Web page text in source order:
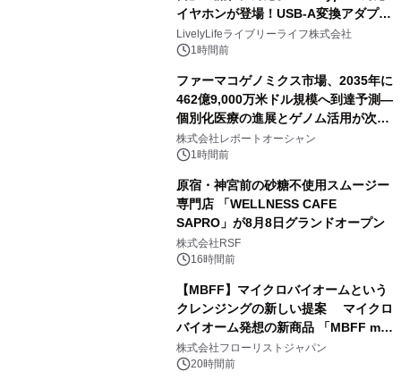
イヤホンが登場！USB-A変換アダプタ
ー付きでスマホからパソコンまで幅広
く活用可能
LivelyLifeライブリーライフ株式会社
1時間前
ファーマコゲノミクス市場、2035年に
462億9,000万米ドル規模へ到達予測―
個別化医療の進展とゲノム活用が次世
代ヘルスケア投資を加速
株式会社レポートオーシャン
1時間前
原宿・神宮前の砂糖不使用スムージー
専門店 「WELLNESS CAFE
SAPRO」が8月8日グランドオープン
株式会社RSF
16時間前
【MBFF】マイクロバイオームという
クレンジングの新しい提案 マイクロ
バイオーム発想の新商品 「MBFF mb
クレンジングPRO」を2026年8月6日
発売
株式会社フローリストジャパン
20時間前